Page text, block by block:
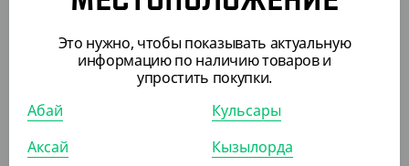
Это нужно, чтобы показывать актуальную
информацию по наличию товаров и
упростить покупки.
Абай
Аксай
Кульсары
Кызылорда